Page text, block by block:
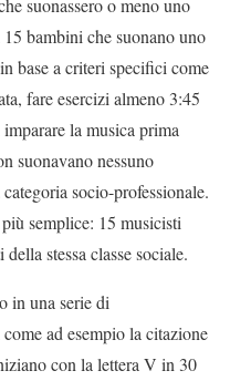
suonassero o meno uno
bambini che suonano uno
base a criteri specifici come
fare esercizi almeno 3:45
la musica prima
suonavano nessuno
socio-professionale.
semplice: 15 musicisti
stessa classe sociale.
in una serie di
ad esempio la citazione
con la lettera V in 30